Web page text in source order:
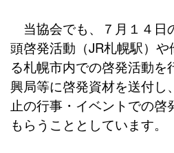
当協会でも、７月１４日
頭啓発活動（JR札幌駅）や
る札幌市内での啓発活動を
興局等に啓発資材を送付し
止の行事・イベントでの啓
もらうこととしています。